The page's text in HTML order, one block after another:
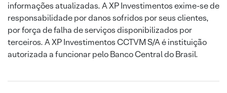
informações atualizadas. A XP Investimentos exime-se de
responsabilidade por danos sofridos por seus clientes,
por força de falha de serviços disponibilizados por
terceiros. A XP Investimentos CCTVM S/A é instituição
autorizada a funcionar pelo Banco Central do Brasil.